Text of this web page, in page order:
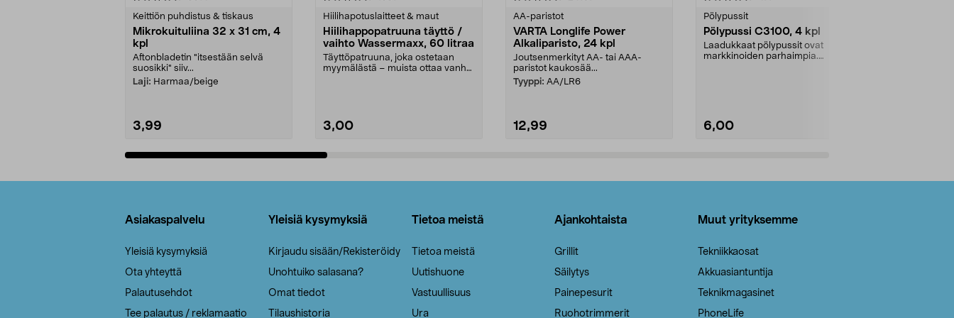
Keittiön puhdistus & tiskaus
Mikrokuituliina 32 x 31 cm, 4
kpl
Aftonbladetin "itsestään selvä
suosikki" siiv...
Laji: Harmaa/beige
3,99
Hiilihapotuslaitteet & maut
Hiilihappopatruuna täyttö /
vaihto Wassermaxx, 60 litraa
Täyttöpatruuna, joka ostetaan
myymälästä – muista ottaa vanha
3,00
AA-paristot
VARTA Longlife Power
Alkaliparisto, 24 kpl
Joutsenmerkityt AA- tai AAA-
paristot kaukosää...
Tyyppi: AA/LR6
12,99
Pölypussit
Pölypussi C3100, 4 kpl
Laadukkaat pölypussit ovat
markkinoiden parhaimpia.
6,00
Asiakaspalvelu
Yleisiä kysymyksiä
Ota yhteyttä
Palautusehdot
Tee palautus / reklamaatio
Yleisiä kysymyksiä
Kirjaudu sisään/Rekisteröidy
Unohtuiko salasana?
Omat tiedot
Tilaushistoria
Tietoa meistä
Tietoa meistä
Uutishuone
Vastuullisuus
Ura
Ajankohtaista
Grillit
Säilytys
Painepesurit
Ruohotrimmerit
Muut yrityksemme
Tekniikkaosat
Akkuasiantuntija
Teknikmagasinet
PhoneLife